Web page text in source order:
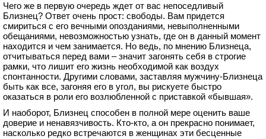
Чего же в первую очередь ждет от вас непоседливый
Близнец? Ответ очень прост: свободы. Вам придется
смириться с его вечными опозданиями, невыполненными
обещаниями, невозможностью узнать, где он в данный момент
находится и чем занимается. Но ведь, по мнению Близнеца,
отчитываться перед вами – значит загонять себя в строгие
рамки, что лишит его жизнь необходимой как воздух
спонтанности. Другими словами, заставляя мужчину-Близнеца
быть как все, загоняя его в угол, вы рискуете быстро
оказаться в роли его возлюбленной с приставкой «бывшая».
И наоборот, Близнец способен в полной мере оценить ваше
доверие и ненавязчивость. Кто-кто, а он прекрасно понимает,
насколько редко встречаются в женщинах эти бесценные